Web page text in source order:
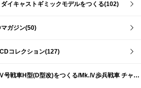
イキャストギミックモデルをつくる(102)
ガジン(50)
コレクション(127)
ガールズ&パンツァー Ⅳ号戦車H型(D型改)をつくる/Mk.Ⅳ歩兵戦車 チャーチルMk.Ⅶをつくる(191)